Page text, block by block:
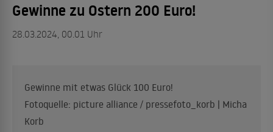
Gewinne zu Ostern 200 Euro!
28.03.2024, 00.01 Uhr
Gewinne mit etwas Glück 100 Euro!
Fotoquelle: picture alliance / pressefoto_korb | Micha
Korb